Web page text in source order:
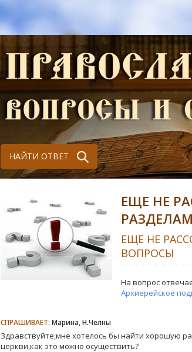
НАЙТИ ОТВЕТ
ЕЩЕ НЕ
ЕЩЕ НЕ
ВОПРОСЫ
На вопрос
Архиерейское
СПРАШИВАЕТ: Марина, Н.Челны
Здравствуйте,мне хотелось бы найти хорошую
церкви,как это можно осуществить?